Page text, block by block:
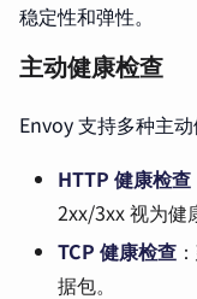
稳定性和弹性。
主动健康检查
Envoy 支持多种主动
HTTP 健康检查
2xx/3xx 视为健
TCP 健康检查
据包。